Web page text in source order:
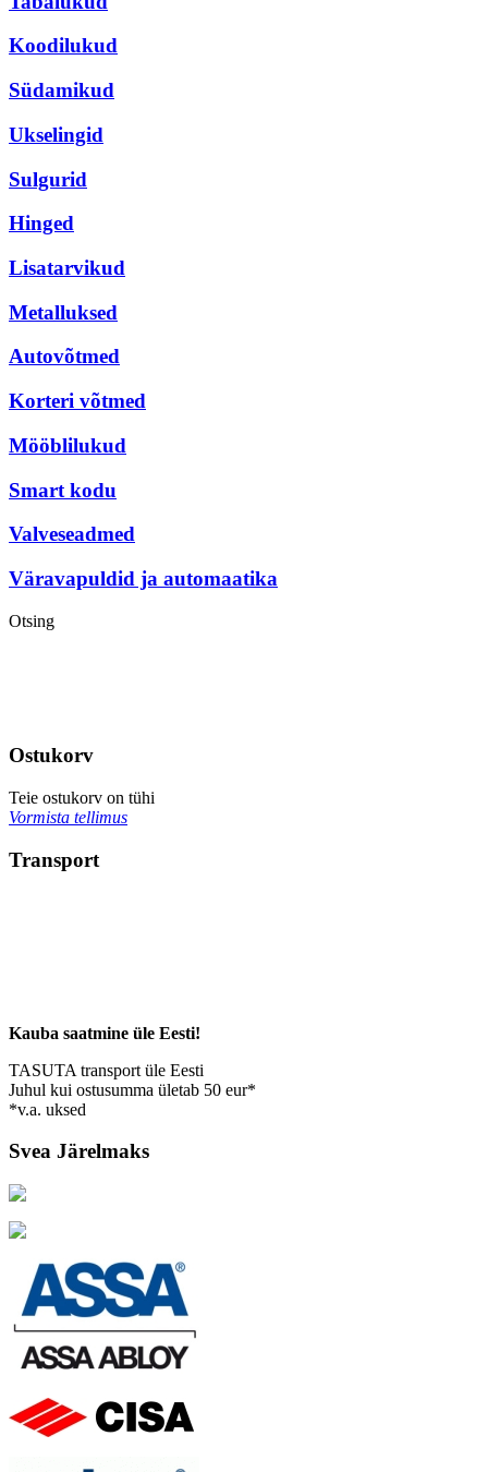
Koodilukud
Südamikud
Ukselingid
Sulgurid
Hinged
Lisatarvikud
Metalluksed
Autovõtmed
Korteri võtmed
Mööblilukud
Smart kodu
Valveseadmed
Väravapuldid ja automaatika
Otsing
Ostukorv
Teie ostukorv on tühi
Vormista tellimus
Transport
Kauba saatmine üle Eesti!
TASUTA transport üle Eesti
Juhul kui ostusumma ületab 50 eur*
*v.a. uksed
Svea Järelmaks